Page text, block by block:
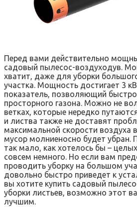
Перед вами действительно
садовый пылесос-воздуходув.
хватит, даже для уборки
участка. Мощность достигает 3
показатель, позволяющий быстро
просторного газона. Можно не
ветках, которые нередко
и листва также не доставят
максимальной скорости воздуха
мусор молниеносно будет убран.
так мало, как хотелось бы –
совсем немного. Но если вам
проводить уборку на большом
довольно быстро приведет к
вы хотите купить садовый
уборки листьев, возможно этот
лучшим.